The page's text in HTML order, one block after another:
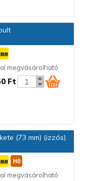
megvásárolható
Ft
(73 mm) (izzós)
megvásárolható